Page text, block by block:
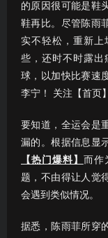
的原因很可能是鞋
鞋再比。尽管陈雨
实不轻松，重新上
些，还时不时露出
球，以加快比赛速
李宁！ 关注【首页
要知道，全运会是
漏的。根据信息显
【热门爆料】 而作
题，不由得让人觉
会遇到类似情况。
据悉，陈雨菲所穿